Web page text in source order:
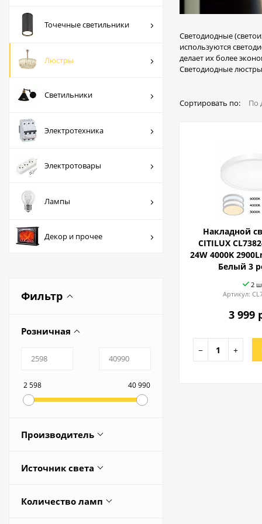
Люстры
Светильники
Электротехника
Лампы
Декор и прочее
Точечные светильники
Люстры
Светильники
Электротехника
Электротовары
Лампы
Декор и прочее
Фильтр
Розничная
2 598 40 990
Производитель
Источник света
Количество ламп
Светодиодные
используются
делает их более
Светодиодные
Сортировать по: По
Накладной
CITILUX
24W 4000K
Белый 3
2
Артикул:
3 999
− +